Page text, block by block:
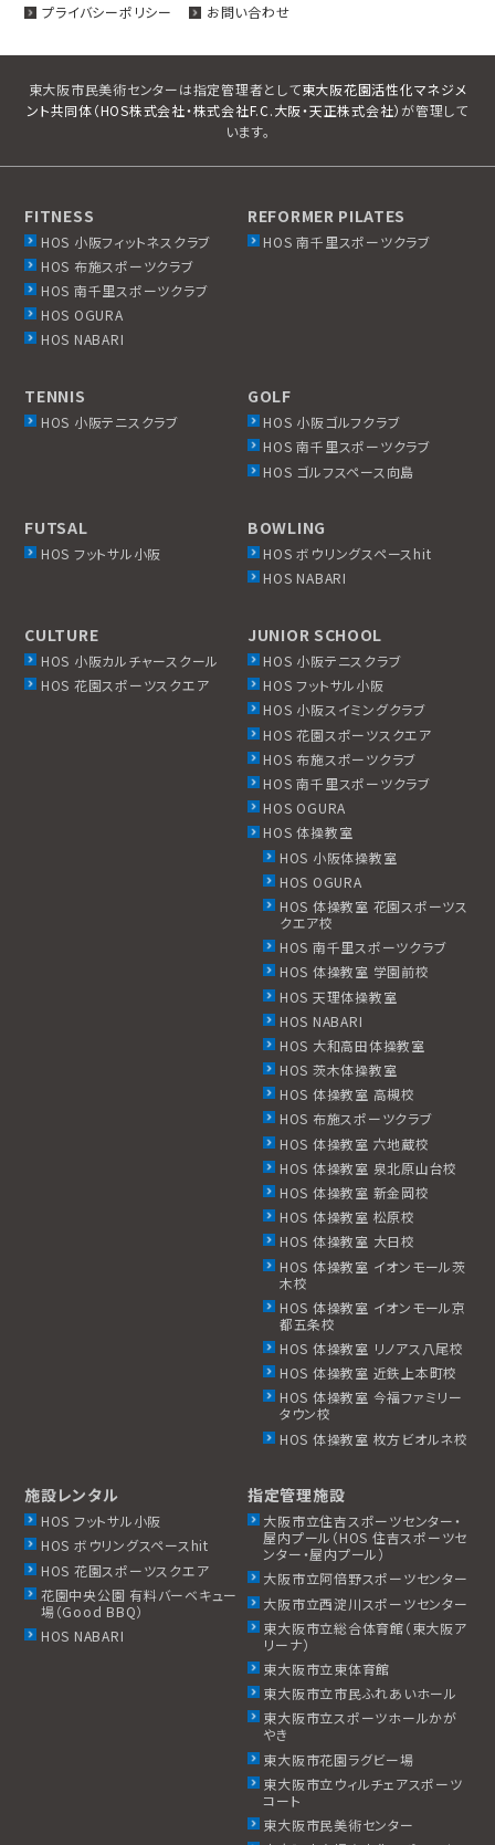
プライバシーポリシー お問い合わせ
東大阪市民美術センターは指定管理者として東大阪花園活性化マネジメ
ント共同体（HOS株式会社・株式会社F.C.大阪・天正株式会社） が管理して
います。
FITNESS
HOS 小阪フィットネスクラブ
HOS 布施スポーツクラブ
HOS 南千里スポーツクラブ
HOS OGURA
HOS NABARI
REFORMER PILATES
HOS 南千里スポーツクラブ
TENNIS
HOS 小阪テニスクラブ
GOLF
HOS 小阪ゴルフクラブ
HOS 南千里スポーツクラブ
HOS ゴルフスペース向島
FUTSAL
HOS フットサル小阪
BOWLING
HOS ボウリングスペースhit
HOS NABARI
CULTURE
HOS 小阪カルチャースクール
HOS 花園スポーツスクエア
JUNIOR SCHOOL
HOS 小阪テニスクラブ
HOS フットサル小阪
HOS 小阪スイミングクラブ
HOS 花園スポーツスクエア
HOS 布施スポーツクラブ
HOS 南千里スポーツクラブ
HOS OGURA
HOS 体操教室
HOS 小阪体操教室
HOS OGURA
HOS 体操教室 花園スポーツス
クエア校
HOS 南千里スポーツクラブ
HOS 体操教室 学園前校
HOS 天理体操教室
HOS NABARI
HOS 大和高田体操教室
HOS 茨木体操教室
HOS 体操教室 高槻校
HOS 布施スポーツクラブ
HOS 体操教室 六地蔵校
HOS 体操教室 泉北原山台校
HOS 体操教室 新金岡校
HOS 体操教室 松原校
HOS 体操教室 大日校
HOS 体操教室 イオンモール茨
木校
HOS 体操教室 イオンモール京
都五条校
HOS 体操教室 リノアス八尾校
HOS 体操教室 近鉄上本町校
HOS 体操教室 今福ファミリー
タウン校
HOS 体操教室 枚方ビオルネ校
施設レンタル
HOS フットサル小阪
HOS ボウリングスペースhit
HOS 花園スポーツスクエア
花園中央公園 有料バーベキュー
場（Good BBQ）
HOS NABARI
指定管理施設
大阪市立住吉スポーツセンター・
屋内プール（HOS 住吉スポーツセ
ンター・屋内プール）
大阪市立阿倍野スポーツセンター
大阪市立西淀川スポーツセンター
東大阪市立総合体育館（東大阪ア
リーナ）
東大阪市立東体育館
東大阪市立市民ふれあいホール
東大阪市立スポーツホールかが
やき
東大阪市花園ラグビー場
東大阪市立ウィルチェアスポーツ
コート
東大阪市民美術センター